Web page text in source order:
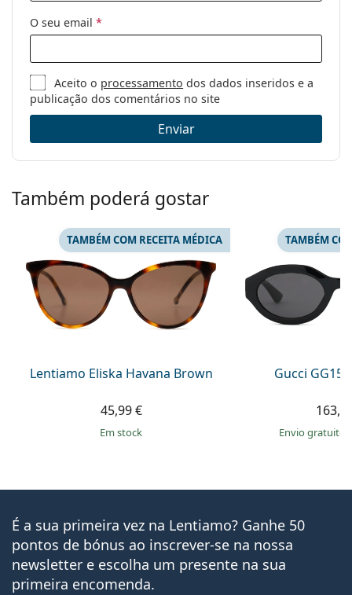
O seu email *
Aceito o processamento dos dados inseridos e a
publicação dos comentários no site
Enviar
Também poderá gostar
Lentiamo Eliska Havana Brown
TAMBÉM COM RECEITA MÉDICA
45,99 €
em stock
Gucci
TAMBÉM
Envio gratuito
É a sua primeira vez na Lentiamo? Ganhe 50
pontos de bónus ao inscrever-se na nossa
newsletter e escolha um presente na sua
primeira encomenda.